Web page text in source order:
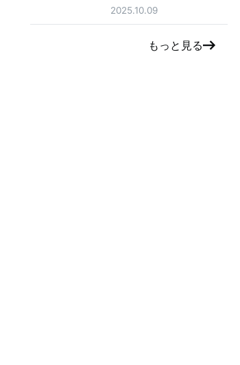
される駒木根葵汰"羽
山"と新原泰佑"白崎"の
2025.10.09
もっと見る